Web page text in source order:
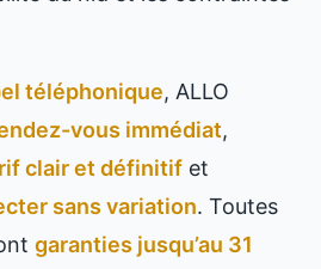
téléphonique, ALLO
vous immédiat,
clair et définitif et
sans variation. Toutes
garanties jusqu’au 31